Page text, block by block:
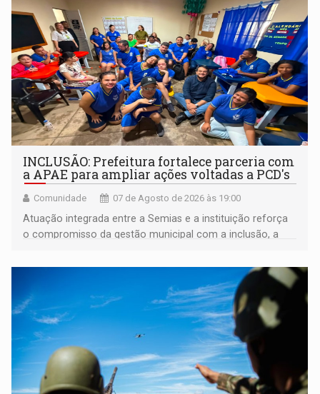
INCLUSÃO: Prefeitura fortalece parceria com
a APAE para ampliar ações voltadas a PCD's
Comunidade 07 de Agosto de 2026 às 19:00
Atuação integrada entre a Semias e a instituição reforça
o compromisso da gestão municipal com a inclusão, a